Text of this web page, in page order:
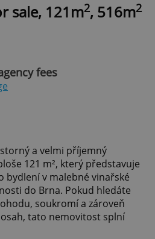
sale, 121m2, 516m2
fees
a velmi příjemný
121 m², který představuje
bydlení v malebné vinařské
do Brna. Pokud hledáte
soukromí a zároveň
tato nemovitost splní